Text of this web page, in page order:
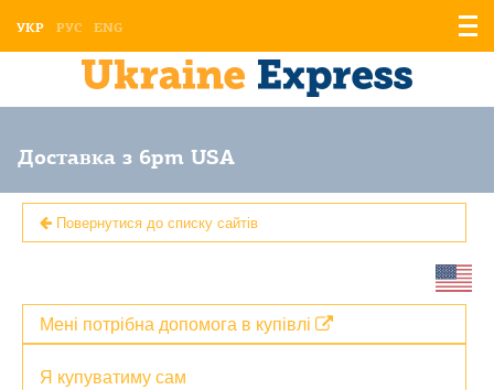
УКР РУС ENG
Доставка з 6pm USA
Повернутися до списку сайтів
Я купуватиму сам
Мені потрібна допомога в купівлі